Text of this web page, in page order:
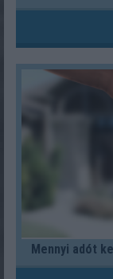
Mennyi adót